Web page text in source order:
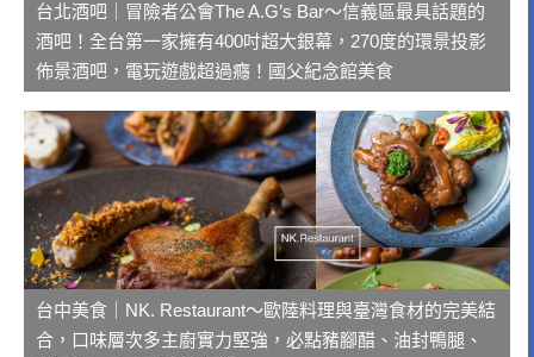
台北酒吧｜冒險者公會The A.G’s Bar～信義區最具話題的
酒吧！全台第一家擁有400吋超大銀幕，270度的環景投影
佈景酒吧，電玩遊戲超過癮！國父紀念館美食
台中美食｜NK. Restaurant～歐陸料理與臺灣食材的完美結
合，口味層次多主廚實力堅強，必點豬腳醋、油封鴨腿、